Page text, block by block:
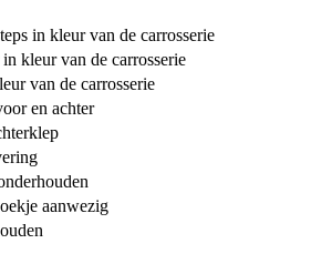
in kleur van de carrosserie
kleur van de carrosserie
van de carrosserie
en achter
aanwezig